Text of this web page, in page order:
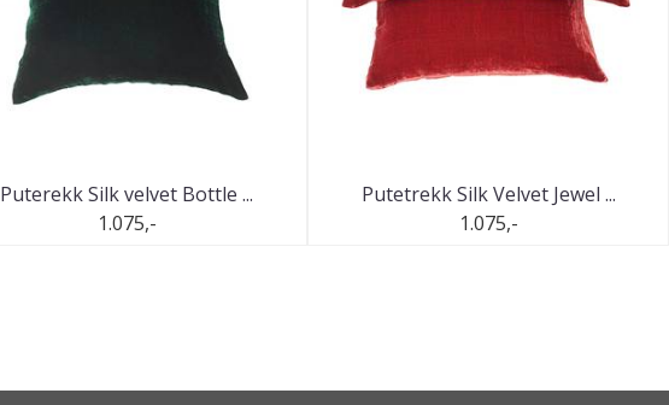
Puterekk Silk velvet Bottle ...
1.075,-
Putetrekk Silk Velvet Jewel ...
1.075,-